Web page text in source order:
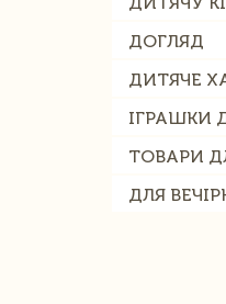
ДОГЛЯД
ДИТЯЧЕ
ІГРАШКИ
ТОВАРИ
ДЛЯ